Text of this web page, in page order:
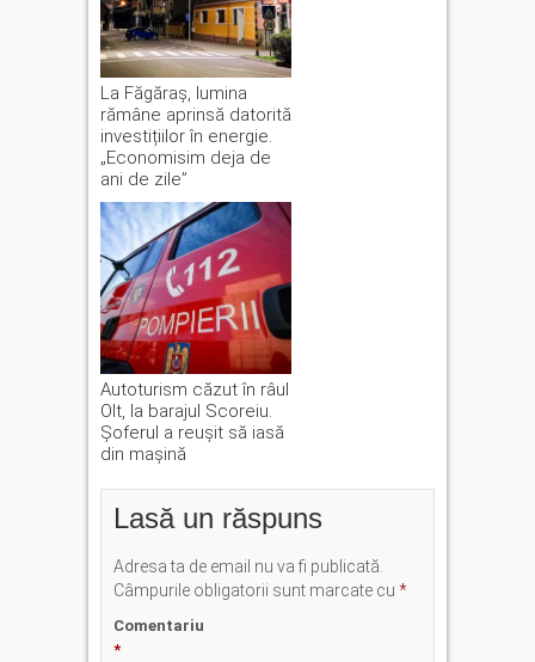
La Făgăraș, lumina
rămâne aprinsă datorită
investițiilor în energie.
„Economisim deja de
ani de zile”
Autoturism căzut în râul
Olt, la barajul Scoreiu.
Șoferul a reușit să iasă
din mașină
Lasă un răspuns
Adresa ta de email nu va fi publicată.
Câmpurile obligatorii sunt marcate cu *
Comentariu
*